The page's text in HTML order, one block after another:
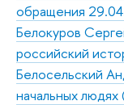
обращения
Белокуров
российский
Белосельский
начальных